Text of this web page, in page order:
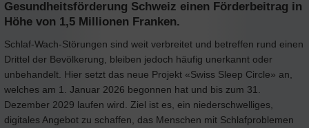
Gesundheitsförderung Schweiz einen Förderbeitrag in
Höhe von 1,5 Millionen Franken.
Schlaf-Wach-Störungen sind weit verbreitet und betreffen rund einen
Drittel der Bevölkerung, bleiben jedoch häufig unerkannt oder
unbehandelt. Hier setzt das neue Projekt «Swiss Sleep Circle» an,
welches am 1. Januar 2026 begonnen hat und bis zum 31.
Dezember 2029 laufen wird. Ziel ist es, ein niederschwelliges,
digitales Angebot zu schaffen, das Menschen mit Schlafproblemen